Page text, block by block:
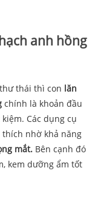
anh hồng
thái thì con lăn
chính là khoản đầu
Các dụng cụ
nhờ khả năng
mắt. Bên cạnh đó
kem dưỡng ẩm tốt